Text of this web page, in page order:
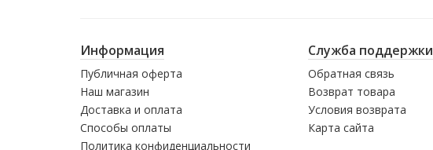
Информация
Публичная оферта
Наш магазин
Доставка и оплата
Способы оплаты
Политика конфиденциальности
Служба поддержки
Обратная связь
Возврат товара
Условия возврата
Карта сайта